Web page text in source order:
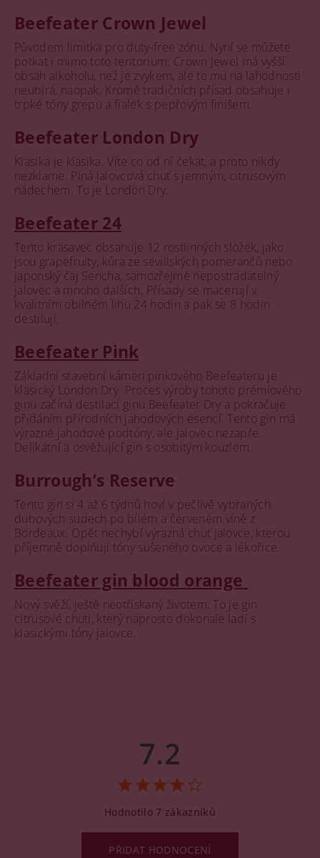
Beefeater Crown Jewel
Původem limitka pro duty-free zónu. Nyní se můžete
potkat i mimo toto teritorium. Crown Jewel má vyšší
obsah alkoholu, než je zvykem, ale to mu na lahodnosti
neubírá, naopak. Kromě tradičních přísad obsahuje i
trpké tóny grepu a fialek s pepřovým finišem.
Beefeater London Dry
Klasika je klasika. Víte co od ní čekat, a proto nikdy
nezklame. Plná jalovcová chuť s jemným, citrusovým
nádechem. To je London Dry.
Beefeater 24
Tento krasavec obsahuje 12 rostlinných složek, jako
jsou grapefruity, kůra ze sevillských pomerančů nebo
japonský čaj Sencha, samozřejmě nepostradatelný
jalovec a mnoho dalších. Přísady se macerují v
kvalitním obilném lihu 24 hodin a pak se 8 hodin
destilují.
Beefeater Pink
Základní stavební kámen pinkového Beefeateru je
klasický London Dry. Proces výroby tohoto prémiového
ginu začíná destilací ginu Beefeater Dry a pokračuje
přidáním přírodních jahodových esencí. Tento gin má
výrazné jahodové podtóny, ale jalovec nezapře.
Delikátní a osvěžující gin s osobitým kouzlem.
Burrough’s Reserve
Tento gin si 4 až 6 týdnů hoví v pečlivě vybraných
dubových sudech po bílém a červeném víně z
Bordeaux. Opět nechybí výrazná chuť jalovce, kterou
příjemně doplňují tóny sušeného ovoce a lékořice.
Beefeater gin blood orange
Nový svěží, ještě neotřískaný životem. To je gin
citrusové chuti, který naprosto dokonale ladí s
klasickými tóny jalovce.
7.2
Hodnotilo 7 zákazníků
PŘIDAT HODNOCENÍ